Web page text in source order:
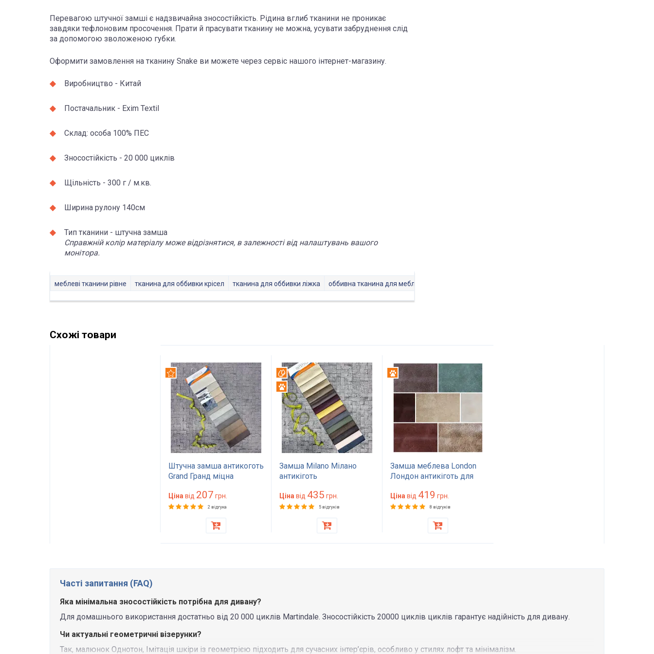
Перевагою штучної замші є надзвичайна зносостійкість. Рідина вглиб тканини не проникає
завдяки тефлоновим просочення. Прати й прасувати тканину не можна, усувати забруднення слід
за допомогою зволоженою губки.
Оформити замовлення на тканину Snake ви можете через сервіс нашого інтернет-магазину.
Виробництво - Китай
Постачальник - Exim Textil
Склад: особа 100% ПЕС
Зносостійкість - 20 000 циклів
Щільність - 300 г / м.кв.
Ширина рулону 140см
Тип тканини - штучна замша
Справжній колір матеріалу може відрізнятися, в залежності від налаштувань вашого
монітора.
меблеві тканини рівне тканина для оббивки крісел тканина для оббивки ліжка оббивна тканина для меблів одеса
Схожі товари
Штучна замша антикоготь
Grand Гранд міцна
дивану та крісла беж,
коричневий 70000 циклів
Рекомендуємо
Ціна від 207 грн.
2 відгука
Замша Milano Мілано
антикіготь
зносостійка тканина для
дивану крісла 550 г/м²
75000 циклів Martindale
Вотерпруф
Антикіготь
Ціна від 435 грн.
5 відгуків
Замша меблева London
Лондон антикіготь для
зносостійка 20000 циклів
Martindale щільність 300
Антикіготь
Ціна від 419 грн.
8 відгуків
Часті запитання (FAQ)
Яка мінімальна зносостійкість потрібна для дивану?
Для домашнього використання достатньо від 20 000 циклів Martindale. Зносостійкість 20000 циклів циклів гарантує надійність для дивану.
Чи актуальні геометричні візерунки?
Так, малюнок Однотон, Імітація шкіри із геометрією підходить для сучасних інтер’єрів, особливо у стилях лофт та мінімалізм.